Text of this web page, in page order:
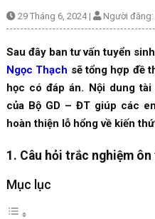
29 Tháng 6, 2024 | Người đăng:
Sau đây ban tư vấn tuyển
Ngọc Thạch sẽ tổng hợp đề
học có đáp án. Nội dung
của Bộ GD – ĐT giúp các
hoàn thiện lỗ hổng về kiến
1. Câu hỏi trắc nghiệm
Mục lục